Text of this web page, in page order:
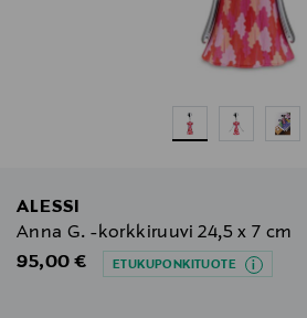
ALESSI
Anna G. -korkkiruuvi 24,5 x 7 cm
Original Price
95,00 € ETUKUPONKITUOTE